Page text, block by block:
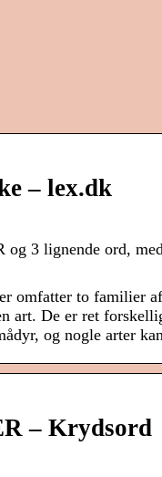
– lex.dk
3 lignende ord,
omfatter to familier
art. De er ret
og nogle arter
– Krydsord